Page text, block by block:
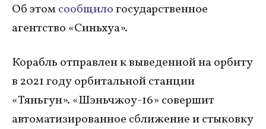
Об этомсообщилогосударственное
агентство «Синьхуа».
Корабль отправлен к выведенной на орбиту
в 2021 году орбитальной станции
«Тяньгун». «Шэньчжоу-16» совершит
автоматизированное сближение и стыковку